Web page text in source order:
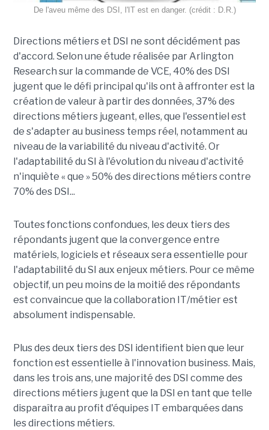
De l'aveu même des DSI, l'IT est en danger. (crédit : D.R.)
Directions métiers et DSI ne sont décidément pas
d'accord. Selon une étude réalisée par Arlington
Research sur la commande de VCE, 40% des DSI
jugent que le défi principal qu'ils ont à affronter est la
création de valeur à partir des données, 37% des
directions métiers jugeant, elles, que l'essentiel est
de s'adapter au business temps réel, notamment au
niveau de la variabilité du niveau d'activité. Or
l'adaptabilité du SI à l'évolution du niveau d'activité
n'inquiète « que » 50% des directions métiers contre
70% des DSI...
Toutes fonctions confondues, les deux tiers des
répondants jugent que la convergence entre
matériels, logiciels et réseaux sera essentielle pour
l'adaptabilité du SI aux enjeux métiers. Pour ce même
objectif, un peu moins de la moitié des répondants
est convaincue que la collaboration IT/métier est
absolument indispensable.
Plus des deux tiers des DSI identifient bien que leur
fonction est essentielle à l'innovation business. Mais,
dans les trois ans, une majorité des DSI comme des
directions métiers jugent que la DSI en tant que telle
disparaîtra au profit d'équipes IT embarquées dans
les directions métiers.